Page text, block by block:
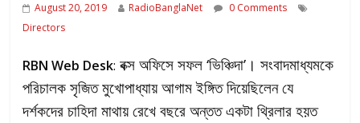
August 20, 2019 RadioBanglaNet
0 Comments
Directors
RBN Web Desk: বক্স অফিসে সফল ‘ভিঞ্চিদা’। সংবাদমাধ্যমকে
পরিচালক সৃজিত মুখোপাধ্যায় আগাম ইঙ্গিত দিয়েছিলেন যে
দর্শকদের চাহিদা মাথায় রেখে বছরে অন্তত একটা থ্রিলার হয়ত